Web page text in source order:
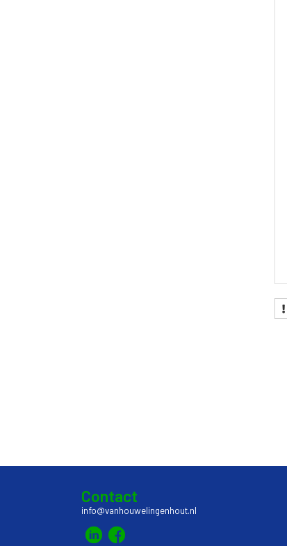
Contact
info@vanhouwelingenhout.nl